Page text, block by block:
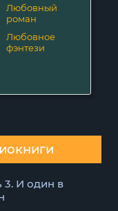
Любовный
роман
Любовное
фэнтези
3. И один в